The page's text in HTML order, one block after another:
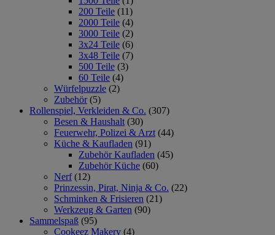
200 Teile (11)
2000 Teile (4)
3000 Teile (2)
3x24 Teile (6)
3x48 Teile (7)
500 Teile (3)
60 Teile (4)
Würfelpuzzle (2)
Zubehör (5)
Rollenspiel, Verkleiden & Co. (307)
Besen & Haushalt (30)
Feuerwehr, Polizei & Arzt (44)
Küche & Kaufladen (91)
Zubehör Kaufladen (45)
Zubehör Küche (60)
Nerf (12)
Prinzessin, Pirat, Ninja & Co. (22)
Schminken & Frisieren (21)
Werkzeug & Garten (90)
Sammelspaß (95)
Cookeez Makery (4)